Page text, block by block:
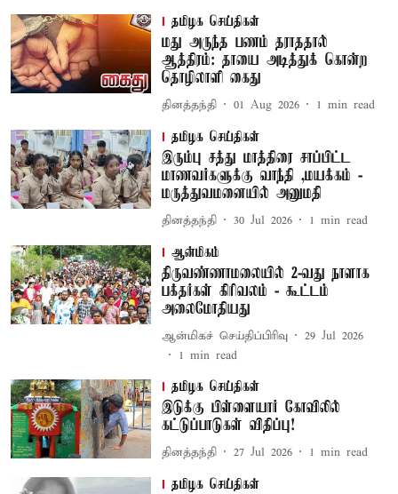
தமிழக செய்திகள்
மது அருந்த பணம் தராததால்
ஆத்திரம்: தாயை அடித்துக் கொன்ற
தொழிலாளி கைது
தினத்தந்தி 01 Aug 2026 1 min read
தமிழக செய்திகள்
இரும்பு சத்து மாத்திரை சாப்பிட்ட
மாணவர்களுக்கு வாந்தி ,மயக்கம் -
மருத்துவமனையில் அனுமதி
தினத்தந்தி 30 Jul 2026 1 min read
ஆன்மிகம்
திருவண்ணாமலையில் 2-வது நாளாக
பக்தர்கள் கிரிவலம் - கூட்டம்
அலைமோதியது
ஆன்மிகச் செய்திப்பிரிவு
29 Jul 2026
1 min read
தமிழக செய்திகள்
இடுக்கு பிள்ளையார் கோவிலில்
கட்டுப்பாடுகள் விதிப்பு!
தினத்தந்தி 27 Jul 2026 1 min read
தமிழக செய்திகள்